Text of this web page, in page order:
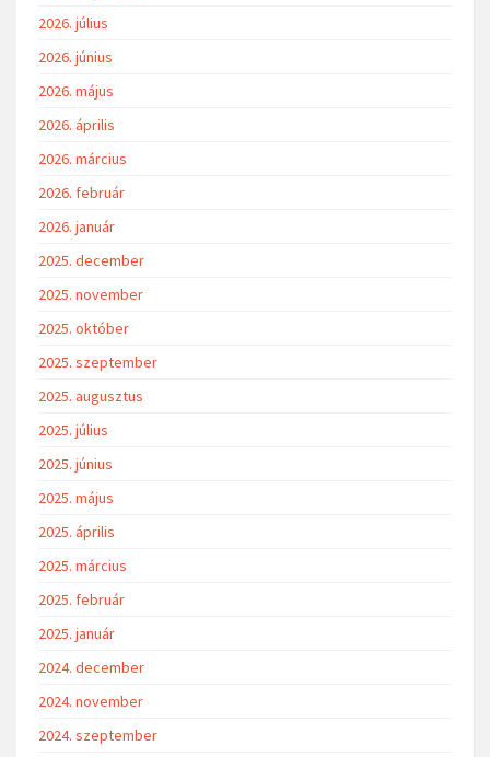
2026. július
2026. június
2026. május
2026. április
2026. március
2026. február
2026. január
2025. december
2025. november
2025. október
2025. szeptember
2025. augusztus
2025. július
2025. június
2025. május
2025. április
2025. március
2025. február
2025. január
2024. december
2024. november
2024. szeptember